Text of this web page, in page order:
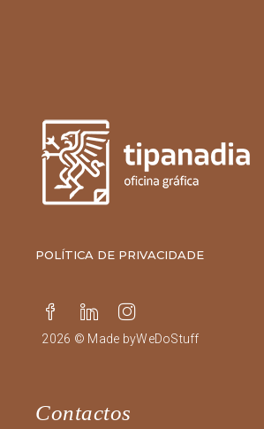
POLÍTICA DE PRIVACIDADE
2026 © Made byWeDoStuff
Contactos